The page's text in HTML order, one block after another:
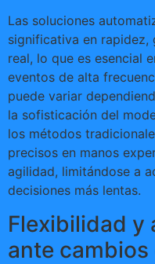
Las soluciones
significativa en rapidez,
real, lo que es esencial
eventos de alta
puede variar
la sofisticación del
los métodos
precisos en manos
agilidad, limitándose a
decisiones más lentas.
Flexibilidad y
ante cambios